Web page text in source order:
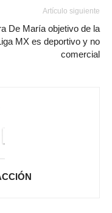
Artículo siguiente
De María objetivo de la
MX es deportivo y no
comercial